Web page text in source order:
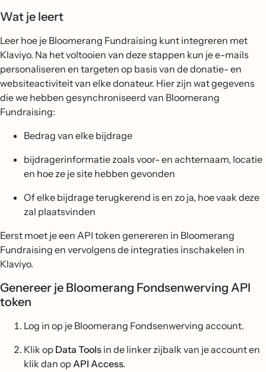
Wat je leert
Leer hoe je Bloomerang Fundraising kunt integreren met
Klaviyo. Na het voltooien van deze stappen kun je e-mails
personaliseren en targeten op basis van de donatie- en
websiteactiviteit van elke donateur. Hier zijn wat gegevens
die we hebben gesynchroniseerd van Bloomerang
Fundraising:
Bedrag van elke bijdrage
bijdragerinformatie zoals voor- en achternaam, locatie
en hoe ze je site hebben gevonden
Of elke bijdrage terugkerend is en zo ja, hoe vaak deze
zal plaatsvinden
Eerst moet je een API token genereren in Bloomerang
Fundraising en vervolgens de integraties inschakelen in
Klaviyo.
Genereer je Bloomerang Fondsenwerving API
token
Log in op je Bloomerang Fondsenwerving account.
Klik op Data Tools in de linker zijbalk van je account en
klik dan op API Access.